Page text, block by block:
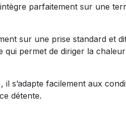
parfaitement sur une
sur une prise standard et
qui permet de diriger la
s’adapte facilement aux
détente.